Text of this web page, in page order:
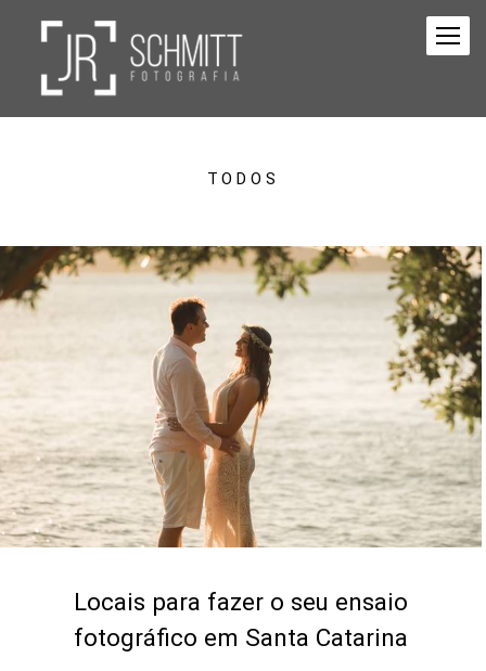
TODOS
Locais para fazer o seu ensaio
fotográfico em Santa Catarina